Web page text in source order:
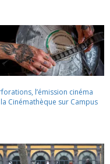
l’émission cinéma
Cinémathèque sur Campus